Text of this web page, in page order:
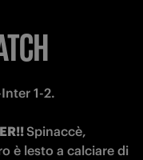
1-2.
Spinaccè,
è lesto a calciare di